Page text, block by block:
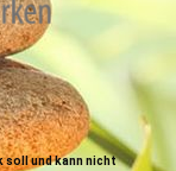
und kann nicht